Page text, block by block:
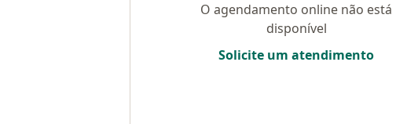
O agendamento online não está
disponível
Solicite um atendimento